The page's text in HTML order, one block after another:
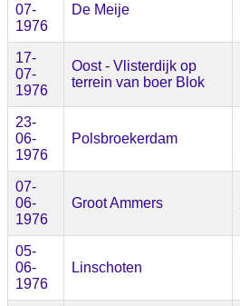
07-
1976
De Meije
17-
07-
1976
Oost - Vlisterdijk op
terrein van boer Blok
23-
06-
1976
Polsbroekerdam
07-
06-
1976
Groot Ammers
05-
06-
1976
Linschoten